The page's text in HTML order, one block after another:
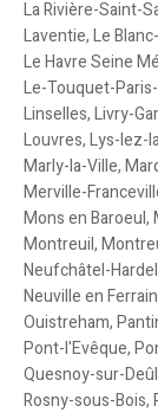
La Rivière-Saint-
Laventie,Le
Le Havre Seine
Le-Touquet-
Linselles,Livry-
Louvres,Lys-lez-
Marly-la-Ville,
Merville-
Mons en Baroeul,
Montreuil,
Neufchâtel-
Neuville en Ferrain
Ouistreham,
Pont-l'Evêque,
Quesnoy-sur-
Rosny-sous-Bois,